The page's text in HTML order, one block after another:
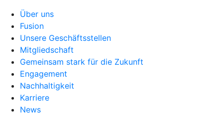
Über uns
Fusion
Unsere Geschäftsstellen
Mitgliedschaft
Gemeinsam stark für die Zukunft
Engagement
Nachhaltigkeit
Karriere
News